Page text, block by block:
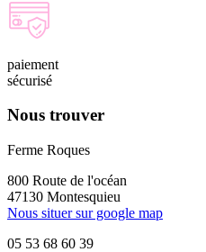
paiement
sécurisé
Nous trouver
Ferme Roques
800 Route de l'océan
47130 Montesquieu
Nous situer sur google map
05 53 68 60 39